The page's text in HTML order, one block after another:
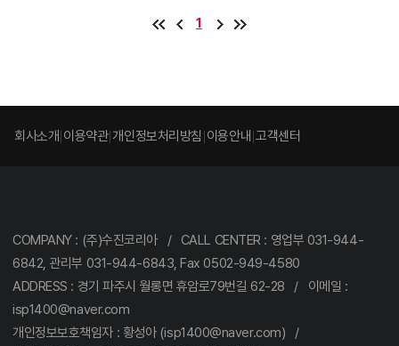
1
회사소개 이용약관 개인정보처리방침 이용안내 고객센터
COMPANY : (주)수진코리아 / CALL CENTER : 영업부 031-944-
6842, 관리부 031-944-6843, Fax 0502-949-4580
ADDRESS : 경기 파주시 월롱면 휴암로79번길 62-28 / 이메일 :
isp1400@naver.com
개인정보보호책임자 : 황성아 (isp1400@naver.com) /